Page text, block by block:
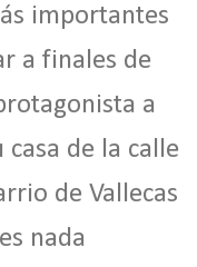
importantes
a finales de
a
de la calle
de Vallecas
nada